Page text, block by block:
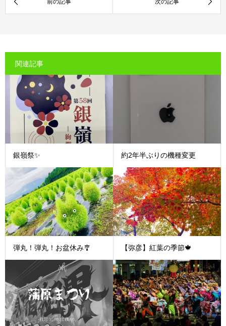
関連記事
銀嶺祭✨ 約2年半ぶりの機種変更
弾丸！弾丸！お盆休み🎐 【弥彦】紅葉の季節🍁